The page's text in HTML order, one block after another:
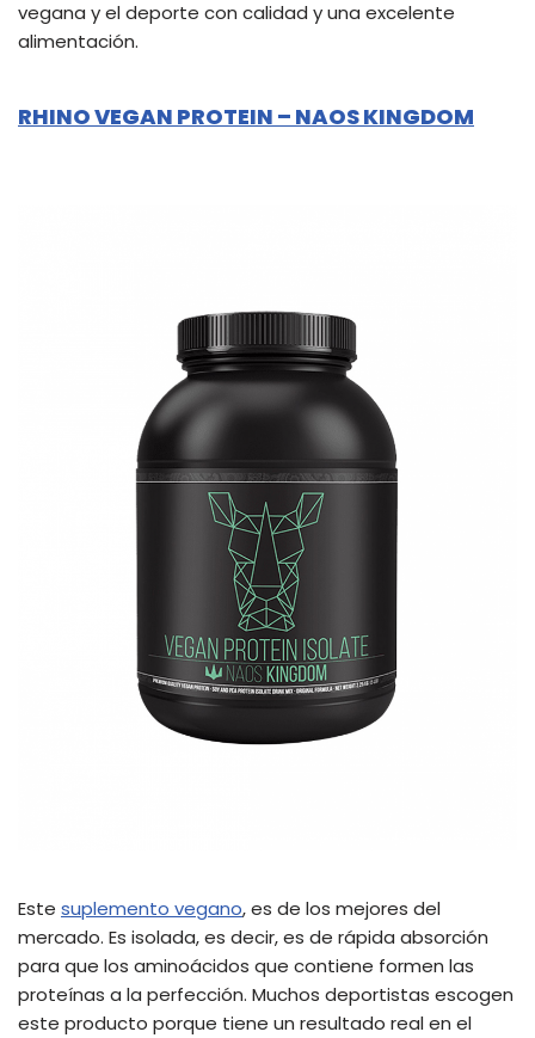
vegana y el deporte con calidad y una excelente
alimentación.
RHINO VEGAN PROTEIN – NAOS KINGDOM
Este suplemento vegano, es de los mejores del
mercado. Es isolada, es decir, es de rápida absorción
para que los aminoácidos que contiene formen las
proteínas a la perfección. Muchos deportistas escogen
este producto porque tiene un resultado real en el